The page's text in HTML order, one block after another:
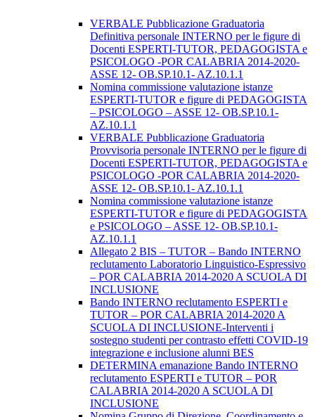
VERBALE Pubblicazione Graduatoria
Definitiva personale INTERNO per le figure di
Docenti ESPERTI-TUTOR, PEDAGOGISTA e
PSICOLOGO -POR CALABRIA 2014-2020-
ASSE 12- OB.SP.10.1- AZ.10.1.1
Nomina commissione valutazione istanze
ESPERTI-TUTOR e figure di PEDAGOGISTA
– PSICOLOGO – ASSE 12- OB.SP.10.1-
AZ.10.1.1
VERBALE Pubblicazione Graduatoria
Provvisoria personale INTERNO per le figure di
Docenti ESPERTI-TUTOR, PEDAGOGISTA e
PSICOLOGO -POR CALABRIA 2014-2020-
ASSE 12- OB.SP.10.1- AZ.10.1.1
Nomina commissione valutazione istanze
ESPERTI-TUTOR e figure di PEDAGOGISTA
e PSICOLOGO – ASSE 12- OB.SP.10.1-
AZ.10.1.1
Allegato 2 BIS – TUTOR – Bando INTERNO
reclutamento Laboratorio Linguistico-Espressivo
– POR CALABRIA 2014-2020 A SCUOLA DI
INCLUSIONE
Bando INTERNO reclutamento ESPERTI e
TUTOR – POR CALABRIA 2014-2020 A
SCUOLA DI INCLUSIONE-Interventi i
sostegno studenti per contrasto effetti COVID-19
integrazione e inclusione alunni BES
DETERMINA emanazione Bando INTERNO
reclutamento ESPERTI e TUTOR – POR
CALABRIA 2014-2020 A SCUOLA DI
INCLUSIONE